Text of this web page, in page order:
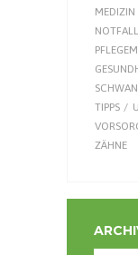
MEDIZIN
NOTFALL
TIPPS
ZÄHNE